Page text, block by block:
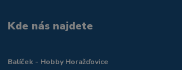
Kde nás najdete
Balíček - Hobby Horažďovice